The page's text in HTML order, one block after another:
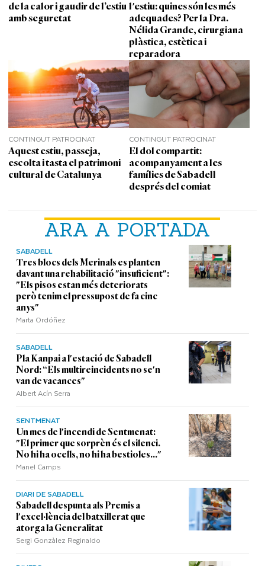
ARA A PORTADA
SABADELL
Tres blocs dels Merinals es planten
davant una rehabilitació "insuficient":
"Els pisos estan més deteriorats
però tenim el pressupost de fa cinc
anys"
Marta Ordóñez
SABADELL
Pla Kanpai a l'estació de Sabadell
Nord: “Els multireincidents no se'n
van de vacances"
Albert Acín Serra
SENTMENAT
Un mes de l'incendi de Sentmenat:
"El primer que sorprèn és el silenci.
No hi ha ocells, no hi ha bestioles..."
Manel Camps
DIARI DE SABADELL
Sabadell despunta als Premis a
l'excel·lència del batxillerat que
atorga la Generalitat
Sergi Gonzàlez Reginaldo
de la calor i gaudir de l’estiu
amb seguretat
l'estiu: quines són les més
adequades? Per la Dra.
Nélida Grande, cirurgiana
plàstica, estètica i
reparadora
CONTINGUT PATROCINAT
Aquest estiu, passeja,
escolta i tasta el patrimoni
cultural de Catalunya
CONTINGUT PATROCINAT
El dol compartit:
acompanyament a les
famílies de Sabadell
després del comiat